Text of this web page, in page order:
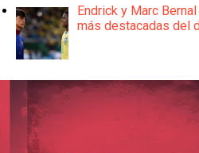
Endrick y Marc
más destacadas del